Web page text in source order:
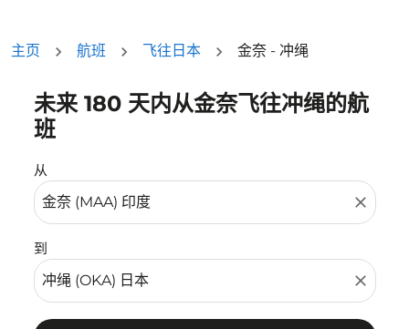
主页 航班 飞往日本 金奈 - 冲绳
未来 180 天内从金奈飞往冲绳的航
班
从
close
到
close
没有符合您的筛选条件的机票。请调整您的筛选条件。